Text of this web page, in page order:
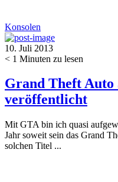
Konsolen
10. Juli 2013
< 1 Minuten zu lesen
Grand Theft
veröffentlicht
Mit GTA bin ich quasi
Jahr soweit sein das Grand
solchen Titel ...